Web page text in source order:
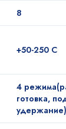
8
+50-250 С
4
готовка,
удержание)